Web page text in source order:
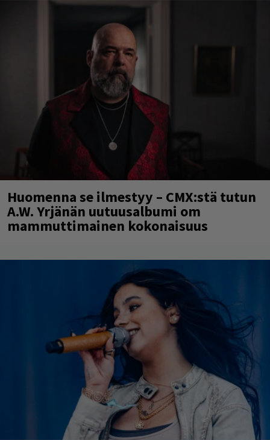
Huomenna se ilmestyy – CMX:stä tutun
A.W. Yrjänän uutuusalbumi om
mammuttimainen kokonaisuus